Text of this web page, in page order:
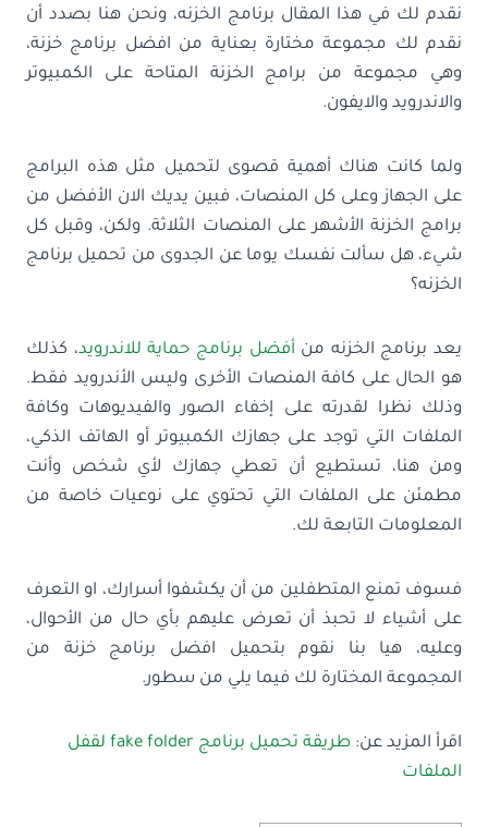
نقدم لك في هذا المقال برنامج الخزنه، ونحن هنا بصدد أن
نقدم لك مجموعة مختارة بعناية من افضل برنامج خزنة،
وهي مجموعة من برامج الخزنة المتاحة على الكمبيوتر
والاندرويد والايفون.
ولما كانت هناك أهمية قصوى لتحميل مثل هذه البرامج
على الجهاز وعلى كل المنصات، فبين يديك الان الأفضل من
برامج الخزنة الأشهر على المنصات الثلاثة. ولكن، وقبل كل
شيء، هل سألت نفسك يوما عن الجدوى من تحميل برنامج
الخزنه؟
يعد برنامج الخزنه من أفضل برنامج حماية للاندرويد، كذلك
هو الحال على كافة المنصات الأخرى وليس الأندرويد فقط.
وذلك نظرا لقدرته على إخفاء الصور والفيديوهات وكافة
الملفات التي توجد على جهازك الكمبيوتر أو الهاتف الذكي،
ومن هنا، تستطيع أن تعطي جهازك لأي شخص وأنت
مطمئن على الملفات التي تحتوي على نوعيات خاصة من
المعلومات التابعة لك.
فسوف تمنع المتطفلين من أن يكشفوا أسرارك، او التعرف
على أشياء لا تحبذ أن تعرض عليهم بأي حال من الأحوال،
وعليه، هيا بنا نقوم بتحميل افضل برنامج خزنة من
المجموعة المختارة لك فيما يلي من سطور.
اقرأ المزيد عن:
طريقة تحميل برنامج fake folder لقفل
الملفات